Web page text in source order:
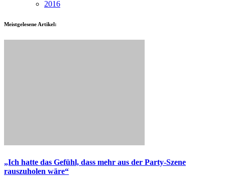
2016
Meistgelesene Artikel:
„Ich hatte das Gefühl, dass mehr aus der Party-Szene
rauszuholen wäre“